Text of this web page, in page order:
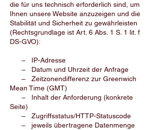
die für uns technisch erforderlich sind, um
Ihnen unsere Website anzuzeigen und die
Stabilität und Sicherheit zu gewährleisten
(Rechtsgrundlage ist Art. 6 Abs. 1 S. 1 lit. f
DS-GVO):
– IP-Adresse
– Datum und Uhrzeit der Anfrage
– Zeitzonendifferenz zur Greenwich
Mean Time (GMT)
– Inhalt der Anforderung (konkrete
Seite)
– Zugriffsstatus/HTTP-Statuscode
– jeweils übertragene Datenmenge